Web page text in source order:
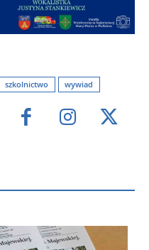
szkolnictwo wywiad